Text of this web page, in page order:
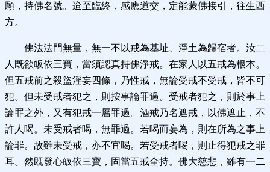
願，持佛名號。迨至臨終，感應道交，定能蒙佛接引，往生西
方。
佛法法門無量，無一不以戒為基址、淨土為歸宿者。汝二
人既欲皈依三寶，當須認真持佛淨戒。在家人以五戒為根本。
但五戒前之殺盜淫妄四條，乃性戒，無論受戒不受戒，皆不可
犯。但未受戒者犯之，則按事論罪過。受戒者犯之，則於事上
論罪之外，又有犯戒一層罪過。酒戒乃名遮戒，以佛遮止，不
許人喝。未受戒者喝，無罪過。若喝而妄為，則在所為之事上
論罪。故雖未受戒，亦不宜喝。若受戒者喝，則止得犯戒之罪
耳。然既發心皈依三寶，固當五戒全持。佛大慈悲，雖有一二